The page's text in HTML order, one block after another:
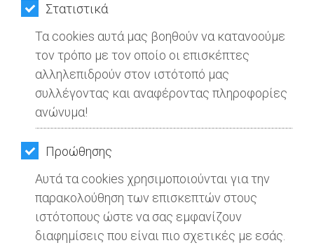
Στατιστικά
Τα cookies αυτά μας βοηθούν να κατανοούμε
τον τρόπο με τον οποίο οι επισκέπτες
αλληλεπιδρούν στον ιστότοπό μας
συλλέγοντας και αναφέροντας πληροφορίες
ανώνυμα!
Προώθησης
Αυτά τα cookies χρησιμοποιούνται για την
παρακολούθηση των επισκεπτών στους
ιστότοπους ώστε να σας εμφανίζουν
διαφημίσεις που είναι πιο σχετικές με εσάς.
LIFESTYLE
ΤΑΞΙΔΙΑ
ΕΞΟΔΟΣ
ΠΕΡΙΒΑΛΛΟΝ
ΚΑΤΟΙΚΙΔΙΟ
ΑΓΓΕΛΙΕΣ
ΕΦΗΜΕΡΙΔΕΣ
OΔΗΓΟΣ
Η ΠΦΠΟ μεριμνά για τα κατοικίδια της
Σαντορίνης που φιλοξενούνται στις
κατασκηνώσεις στον Άγιο Ανδρέα
Διαβάστηκε 1265 φορές
Μοιράσου το
09-02-2025
Από τo Dimotisnews